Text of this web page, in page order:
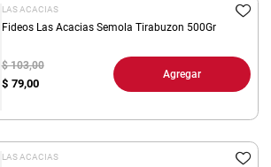
LAS ACACIAS
Fideos Las Acacias Semola Tirabuzon 500Gr
$ 79,00
$ 103,00
Agregar
LAS ACACIAS